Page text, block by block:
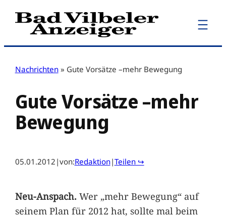
Zum
Inhalt
Nachrichten » Gute Vorsätze –mehr Bewegung
Gute Vorsätze –mehr
Bewegung
05.01.2012 |von:Redaktion|Teilen ↪
Neu-Anspach.Wer „mehr Bewegung“ auf
seinem Plan für 2012 hat, sollte mal beim